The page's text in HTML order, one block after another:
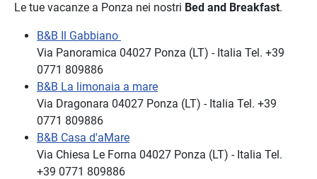
Le tue vacanze a Ponza nei nostri Bed and Breakfast.
B&B Il Gabbiano
Via Panoramica 04027 Ponza (LT) - Italia Tel. +39
0771 809886
B&B La limonaia a mare
Via Dragonara 04027 Ponza (LT) - Italia Tel. +39
0771 809886
B&B Casa d'aMare
Via Chiesa Le Forna 04027 Ponza (LT) - Italia Tel.
+39 0771 809886